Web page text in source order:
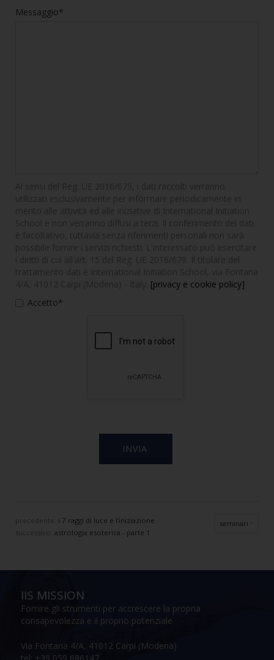
Messaggio*
[privacy e cookie policy]
Accetto*
precedente: i 7 raggi di luce e l’iniziazione
astrologia esoterica - parte 1
seminari
IIS MISSION
Fornire gli strumenti per accrescere la propria
consapevolezza e il proprio potenziale
Via Fontana 4/A, 41012 Carpi (Modena)